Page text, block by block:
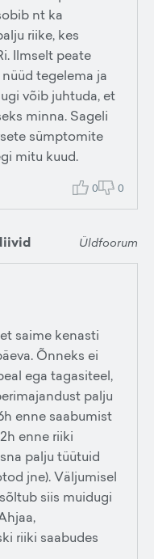
nt ka
riike, kes
Ilmselt peate
tegelema ja
võib juhtuda, et
minna. Sageli
sümptomite
mitu kuud.
0 0
Üldfoorum
saime kenasti
Õnneks ei
ega tagasiteel,
palju
enne saabumist
enne riiki
palju tüütuid
jne). Väljumisel
siis muidugi
riiki saabudes